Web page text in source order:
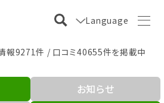
Language
報9271件 / 口コミ40655件を掲載中
お知らせ